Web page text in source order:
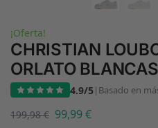
¡Oferta!
CHRISTIAN
ORLATO BLANCAS
4.9/5| Basado en
199,98€ 99,99€